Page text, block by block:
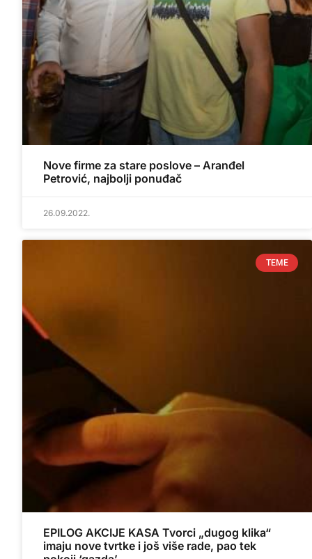
Nove firme za stare poslove – Aranđel
Petrović, najbolji ponuđač
26.09.2022.
TEME
EPILOG AKCIJE KASA Tvorci „dugog klika“
imaju nove tvrtke i još više rade, pao tek